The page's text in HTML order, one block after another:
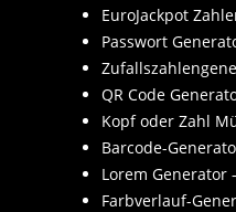
EuroJackpot
Passwort
QR Code
Kopf oder Zahl
Barcode-
Lorem Generator
Farbverlauf-